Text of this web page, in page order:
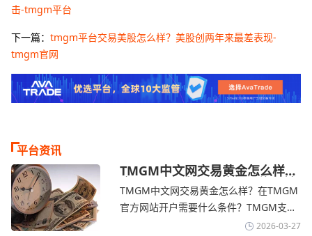
击-tmgm平台
下一篇： tmgm平台交易美股怎么样？美股创两年来最差表现-
tmgm官网
平台资讯
TMGM中文网交易黄金怎么样？
金价下跌，市场评估伊朗停火前
景-TMGM官网
TMGM中文网交易黄金怎么样？在TMGM
官方网站开户需要什么条件？‌‌‌TMGM支持
全球主流的MT4/MT5平台，同时提供功能
2026-03-27